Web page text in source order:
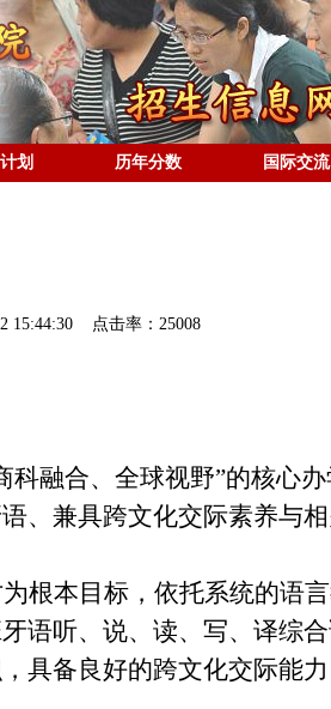
划 历年分数 国际交流
15:44:30 点击率：25008
科融合、全球视野”的核心办
、兼具跨文化交际素养与
根本目标，依托系统的语
语听、说、读、写、译综
具备良好的跨文化交际能